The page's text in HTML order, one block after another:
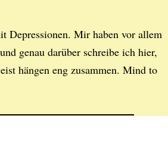
Depressionen. Mir haben vor allem
genau darüber schreibe ich hier,
hängen eng zusammen. Mind to